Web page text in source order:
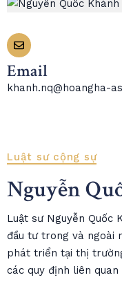
Email
khanh.nq@hoangha-
Luật sư cộng sự
Nguyễn
Luật sư Nguyễn Quốc
đầu tư trong và ngoài
phát triển tại thị
các quy định liên